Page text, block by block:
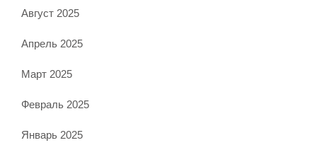
Август 2025
Апрель 2025
Март 2025
Февраль 2025
Январь 2025